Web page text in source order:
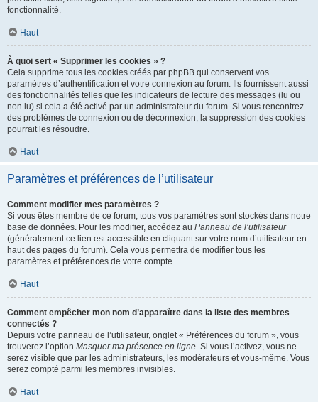
fonctionnalité.
Haut
À quoi sert « Supprimer les cookies » ?
Cela supprime tous les cookies créés par phpBB qui conservent vos
paramètres d’authentification et votre connexion au forum. Ils fournissent aussi
des fonctionnalités telles que les indicateurs de lecture des messages (lu ou
non lu) si cela a été activé par un administrateur du forum. Si vous rencontrez
des problèmes de connexion ou de déconnexion, la suppression des cookies
pourrait les résoudre.
Haut
Paramètres et préférences de l’utilisateur
Comment modifier mes paramètres ?
Si vous êtes membre de ce forum, tous vos paramètres sont stockés dans notre
base de données. Pour les modifier, accédez au Panneau de l’utilisateur
(généralement ce lien est accessible en cliquant sur votre nom d’utilisateur en
haut des pages du forum). Cela vous permettra de modifier tous les
paramètres et préférences de votre compte.
Haut
Comment empêcher mon nom d’apparaître dans la liste des membres
connectés ?
Depuis votre panneau de l’utilisateur, onglet « Préférences du forum », vous
trouverez l’option Masquer ma présence en ligne. Si vous l’activez, vous ne
serez visible que par les administrateurs, les modérateurs et vous-même. Vous
serez compté parmi les membres invisibles.
Haut